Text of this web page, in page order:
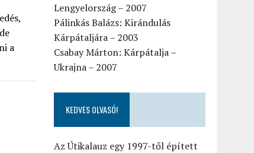
a
Lengyelország – 2007
Pálinkás Balázs: Kirándulás
Kárpátaljára – 2003
Csabay Márton: Kárpátalja –
Ukrajna – 2007
KEDVES OLVASÓ!
Az Útikalauz egy 1997-től épített